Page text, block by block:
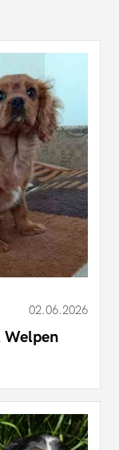
02.06.2026
Welpen